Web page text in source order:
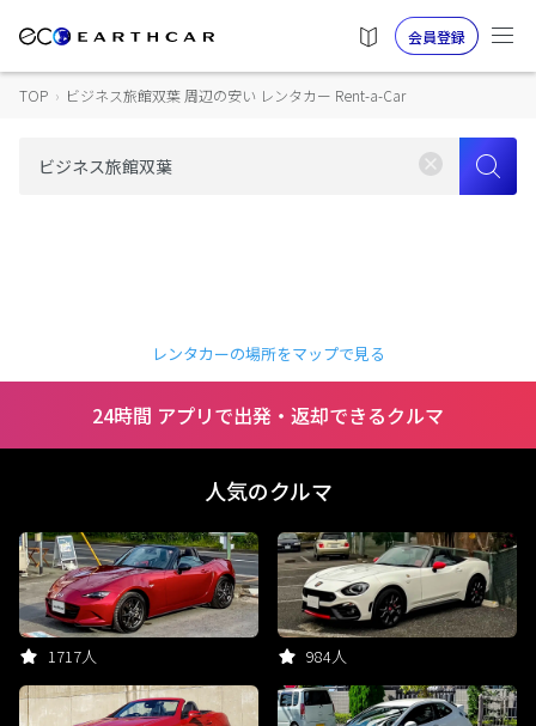
会員登録
TOP › ビジネス旅館双葉 周辺の安い レンタカー Rent-a-Car
レンタカーの場所をマップで見る
24時間 アプリで出発・返却できるクルマ
人気のクルマ
1717人 984人